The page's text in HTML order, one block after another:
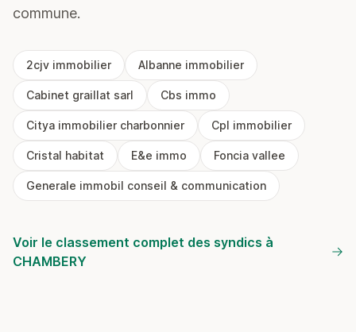
commune.
2cjv immobilier Albanne immobilier
Cabinet graillat sarl Cbs immo
Citya immobilier charbonnier Cpl immobilier
Cristal habitat E&e immo Foncia vallee
Generale immobil conseil & communication
Voir le classement complet des syndics à
CHAMBERY